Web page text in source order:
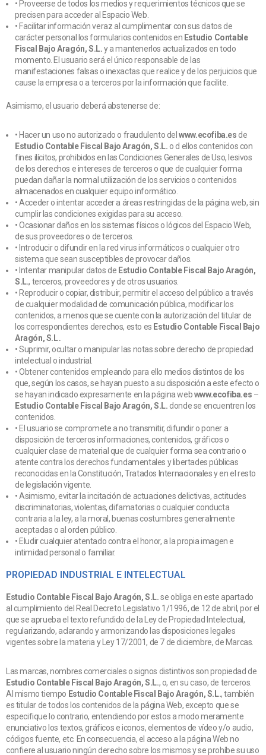
• Proveerse de todos los medios y requerimientos técnicos que se
precisen para acceder al Espacio Web.
• Facilitar información veraz al cumplimentar con sus datos de
carácter personal los formularios contenidos en Estudio Contable
Fiscal Bajo Aragón, S.L.y a mantenerlos actualizados en todo
momento. El usuario será el único responsable de las
manifestaciones falsas o inexactas que realice y de los perjuicios que
cause la empresa o a terceros por la información que facilite.
Asimismo, el usuario deberá abstenerse de:
• Hacer un uso no autorizado o fraudulento delwww.ecofiba.es de
Estudio Contable Fiscal Bajo Aragón, S.L. o d ellos contenidos con
fines ilícitos, prohibidos en las Condiciones Generales de Uso, lesivos
de los derechos e intereses de terceros o que de cualquier forma
puedan dañar la normal utilización de los servicios o contenidos
almacenados en cualquier equipo informático.
• Acceder o intentar acceder a áreas restringidas de la página web, sin
cumplir las condiciones exigidas para su acceso.
• Ocasionar daños en los sistemas físicos o lógicos del Espacio Web,
de sus proveedores o de terceros.
• Introducir o difundir en la red virus informáticos o cualquier otro
sistema que sean susceptibles de provocar daños.
• Intentar manipular datos de Estudio Contable Fiscal Bajo Aragón,
S.L., terceros, proveedores y de otros usuarios.
• Reproducir o copiar, distribuir, permitir el acceso del público a través
de cualquier modalidad de comunicación pública, modificar los
contenidos, a menos que se cuente con la autorización del titular de
los correspondientes derechos, esto es Estudio Contable Fiscal Bajo
Aragón, S.L..
• Suprimir, ocultar o manipular las notas sobre derecho de propiedad
intelectual o industrial.
• Obtener contenidos empleando para ello medios distintos de los
que, según los casos, se hayan puesto a su disposición a este efecto o
se hayan indicado expresamente en la página webwww.ecofiba.es –
Estudio Contable Fiscal Bajo Aragón, S.L. donde se encuentren los
contenidos.
• El usuario se compromete a no transmitir, difundir o poner a
disposición de terceros informaciones, contenidos, gráficos o
cualquier clase de material que de cualquier forma sea contrario o
atente contra los derechos fundamentales y libertades públicas
reconocidas en la Constitución, Tratados Internacionales y en el resto
de legislación vigente.
• Asimismo, evitar la incitación de actuaciones delictivas, actitudes
discriminatorias, violentas, difamatorias o cualquier conducta
contraria a la ley, a la moral, buenas costumbres generalmente
aceptadas o al orden público.
• Eludir cualquier atentado contra el honor, a la propia imagen e
intimidad personal o familiar.
PROPIEDAD INDUSTRIAL E INTELECTUAL
Estudio Contable Fiscal Bajo Aragón, S.L.se obliga en este apartado
al cumplimiento del Real Decreto Legislativo 1/1996, de 12 de abril, por el
que se aprueba el texto refundido de la Ley de Propiedad Intelectual,
regularizando, aclarando y armonizando las disposiciones legales
vigentes sobre la materia y Ley 17/2001, de 7 de diciembre, de Marcas.
Las marcas, nombres comerciales o signos distintivos son propiedad de
Estudio Contable Fiscal Bajo Aragón, S.L., o, en su caso, de terceros.
Al mismo tiempo Estudio Contable Fiscal Bajo Aragón, S.L., también
es titular de todos los contenidos de la página Web, excepto que se
especifique lo contrario, entendiendo por estos a modo meramente
enunciativo los textos, gráficos e iconos, elementos de vídeo y/o audio,
códigos fuente, etc. En consecuencia, el acceso a la página Web no
confiere al usuario ningún derecho sobre los mismos y se prohíbe su uso